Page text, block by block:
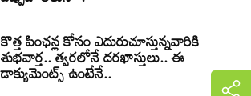
కొత్త పింఛన్ల కోసం ఎదురుచూస్తున్నవారికి
శుభవార్త.. త్వరలోనే దరఖాస్తులు.. ఈ
డాక్యుమెంట్స్ ఉంటేనే..